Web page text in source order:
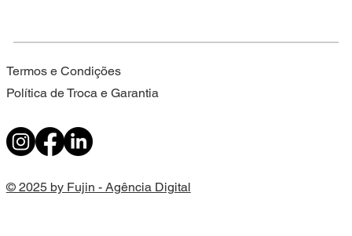
Termos e Condições
Política de Troca e Garantia
© 2025 by Fujin - Agência Digital